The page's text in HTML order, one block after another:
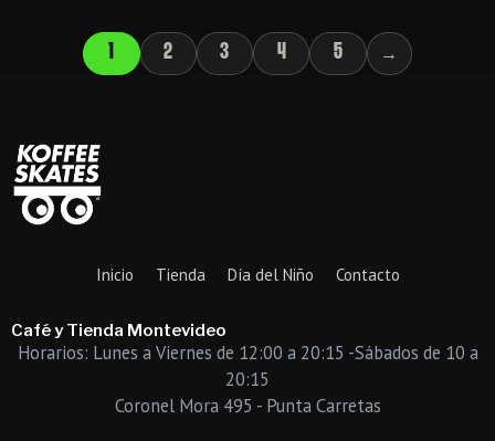
2 3 4 5 →
Inicio Tienda Día del Niño Contacto
Café y Tienda Montevideo
Horarios: Lunes a Viernes de 12:00 a 20:15 -Sábados de 10 a
20:15
Coronel Mora 495 - Punta Carretas